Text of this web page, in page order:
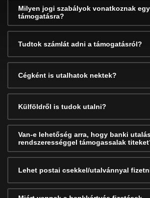
Milyen jogi szabályok vonatkoznak
támogatásra?
Tudtok számlát adni a támogatásról?
Cégként is utalhatok nektek?
Külföldről is tudok utalni?
Van-e lehetőség arra, hogy banki
rendszerességgel támogassalak
Lehet postai csekkel/utalvánnyal